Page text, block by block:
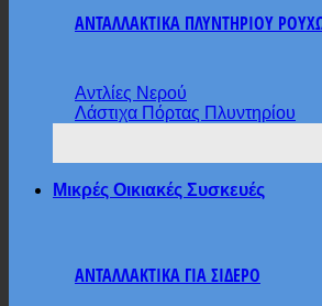
ΑΝΤΑΛΛΑΚΤΙΚΑ ΠΛΥΝΤΗΡΙΟΥ
Αντλίες Νερού
Λάστιχα Πόρτας Πλυντηρίου
Μικρές Οικιακές Συσκευές
ΑΝΤΑΛΛΑΚΤΙΚΑ ΓΙΑ ΣΙΔΕΡΟ